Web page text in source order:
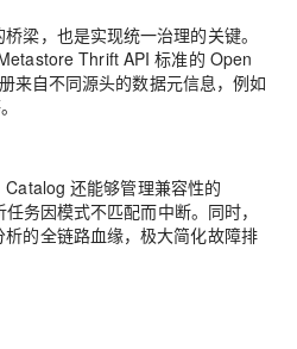
梁，也是实现统一治理的关键。
Thrift API 标准的 Open
来自不同源头的数据元信息，例如
还能够管理兼容性的
务因模式不匹配而中断。同时，
的全链路血缘，极大简化故障排